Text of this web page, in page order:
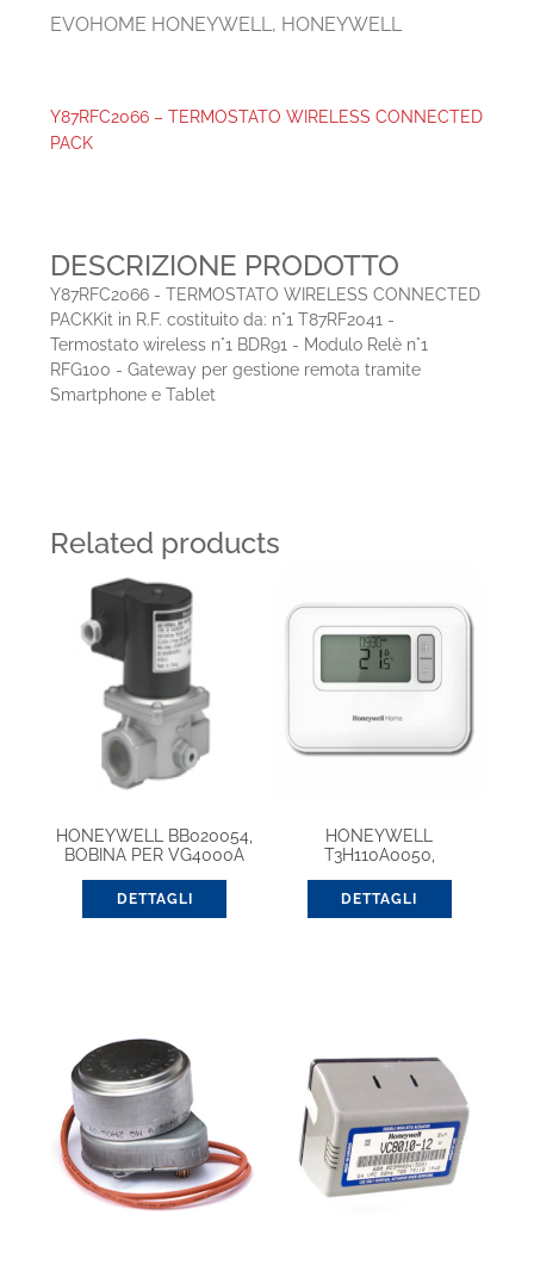
EVOHOME HONEYWELL, HONEYWELL
Y87RFC2066 – TERMOSTATO WIRELESS CONNECTED
PACK
DESCRIZIONE PRODOTTO
Y87RFC2066 - TERMOSTATO WIRELESS CONNECTED
PACKKit in R.F. costituito da: n°1 T87RF2041 -
Termostato wireless n°1 BDR91 - Modulo Relè n°1
RFG100 - Gateway per gestione remota tramite
Smartphone e Tablet
Related products
HONEYWELL BB020054,
BOBINA PER VG4000A
DETTAGLI
HONEYWELL
T3H110A0050,
PROGRAMMABILE
DETTAGLI